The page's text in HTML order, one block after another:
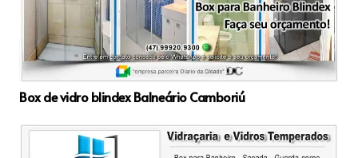
Box de vidro blindex Balneário Camboriú